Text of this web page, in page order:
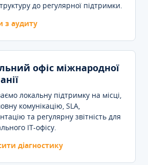
до регулярної підтримки.
з аудиту
офіс міжнародної
локальну підтримку на місці,
комунікацію, SLA,
та регулярну звітність для
IT-офісу.
діагностику